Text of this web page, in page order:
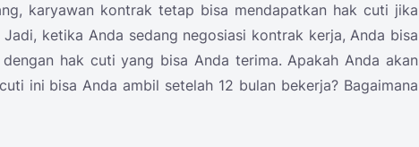
karyawan kontrak tetap bisa mendapatkan hak cuti jika
ketika Anda sedang negosiasi kontrak kerja, Anda bisa
hak cuti yang bisa Anda terima. Apakah Anda akan
ini bisa Anda ambil setelah 12 bulan bekerja? Bagaimana